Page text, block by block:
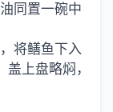
同置一碗中
将鳝鱼下入
上盘略焖，